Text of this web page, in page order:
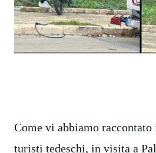
Come vi abbiamo
turisti tedeschi, in visita a